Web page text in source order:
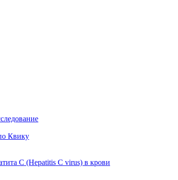
Квику
C (Hepatitis C virus) в крови